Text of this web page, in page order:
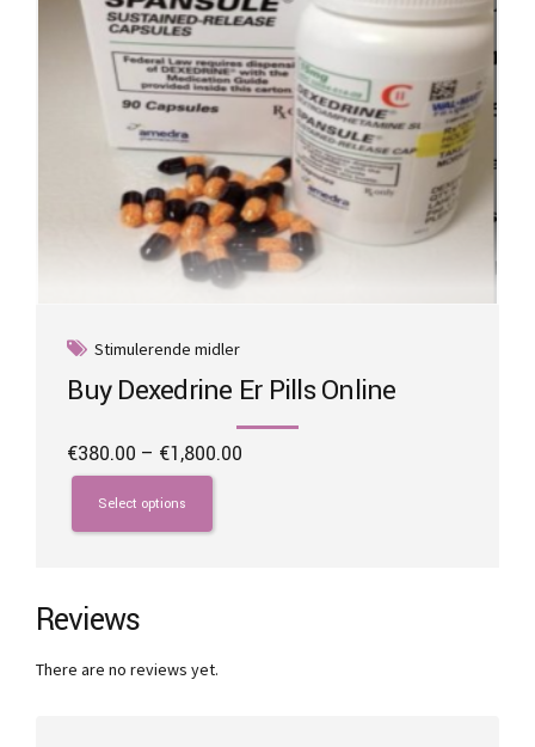
the
product
page
Stimulerende midler
Buy Dexedrine Er Pills Online
€380.00 – €1,800.00
Select options
This
product
has
The
options
be
Reviews
There are no reviews yet.